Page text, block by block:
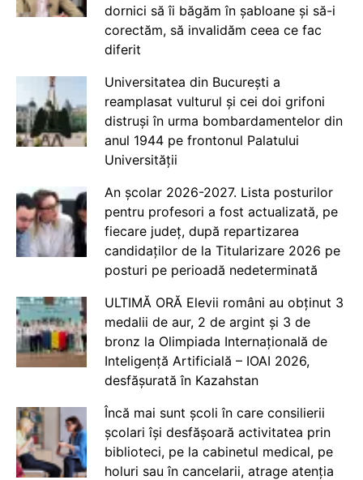
dornici să îi băgăm în șabloane și să-i
corectăm, să invalidăm ceea ce fac
diferit
Universitatea din București a
reamplasat vulturul și cei doi grifoni
distruși în urma bombardamentelor din
anul 1944 pe frontonul Palatului
Universității
An școlar 2026-2027. Lista posturilor
pentru profesori a fost actualizată, pe
fiecare județ, după repartizarea
candidaților de la Titularizare 2026 pe
posturi pe perioadă nedeterminată
ULTIMĂ ORĂ Elevii români au obținut 3
medalii de aur, 2 de argint și 3 de
bronz la Olimpiada Internațională de
Inteligență Artificială – IOAI 2026,
desfășurată în Kazahstan
Încă mai sunt școli în care consilierii
școlari își desfășoară activitatea prin
biblioteci, pe la cabinetul medical, pe
holuri sau în cancelarii, atrage atenția